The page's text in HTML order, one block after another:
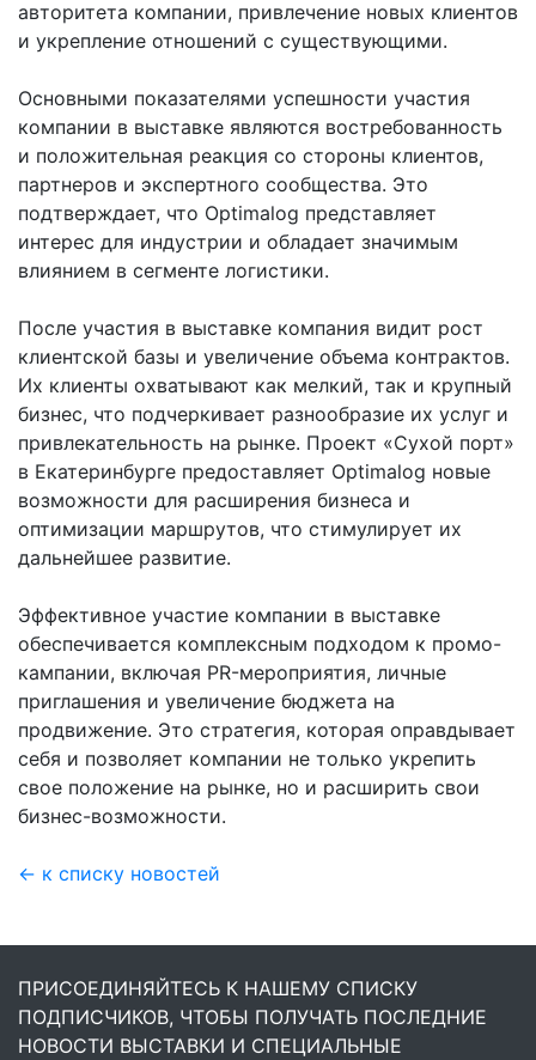
авторитета компании, привлечение новых клиентов
и укрепление отношений с существующими.
Основными показателями успешности участия
компании в выставке являются востребованность
и положительная реакция со стороны клиентов,
партнеров и экспертного сообщества. Это
подтверждает, что Optimalog представляет
интерес для индустрии и обладает значимым
влиянием в сегменте логистики.
После участия в выставке компания видит рост
клиентской базы и увеличение объема контрактов.
Их клиенты охватывают как мелкий, так и крупный
бизнес, что подчеркивает разнообразие их услуг и
привлекательность на рынке. Проект «Сухой порт»
в Екатеринбурге предоставляет Optimalog новые
возможности для расширения бизнеса и
оптимизации маршрутов, что стимулирует их
дальнейшее развитие.
Эффективное участие компании в выставке
обеспечивается комплексным подходом к промо-
кампании, включая PR-мероприятия, личные
приглашения и увеличение бюджета на
продвижение. Это стратегия, которая оправдывает
себя и позволяет компании не только укрепить
свое положение на рынке, но и расширить свои
бизнес-возможности.
← к списку новостей
ПРИСОЕДИНЯЙТЕСЬ К НАШЕМУ СПИСКУ
ПОДПИСЧИКОВ, ЧТОБЫ ПОЛУЧАТЬ ПОСЛЕДНИЕ
НОВОСТИ ВЫСТАВКИ И СПЕЦИАЛЬНЫЕ